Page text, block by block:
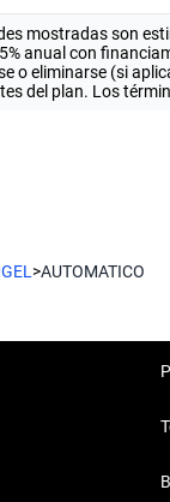
mostradas son
anual con
o eliminarse (si
del plan. Los
>AUTOMATICO